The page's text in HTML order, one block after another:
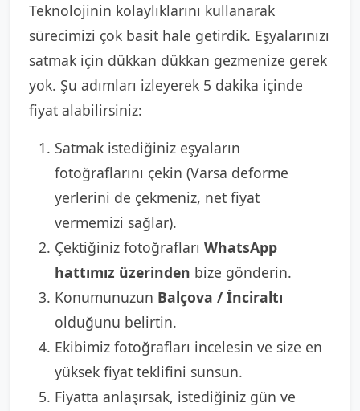
Teknolojinin kolaylıklarını kullanarak
sürecimizi çok basit hale getirdik. Eşyalarınızı
satmak için dükkan dükkan gezmenize gerek
yok. Şu adımları izleyerek 5 dakika içinde
fiyat alabilirsiniz:
Satmak istediğiniz eşyaların
fotoğraflarını çekin (Varsa deforme
yerlerini de çekmeniz, net fiyat
vermemizi sağlar).
Çektiğiniz fotoğrafları WhatsApp
hattımız üzerinden bize gönderin.
Konumunuzun Balçova / İnciraltı
olduğunu belirtin.
Ekibimiz fotoğrafları incelesin ve size en
yüksek fiyat teklifini sunsun.
Fiyatta anlaşırsak, istediğiniz gün ve